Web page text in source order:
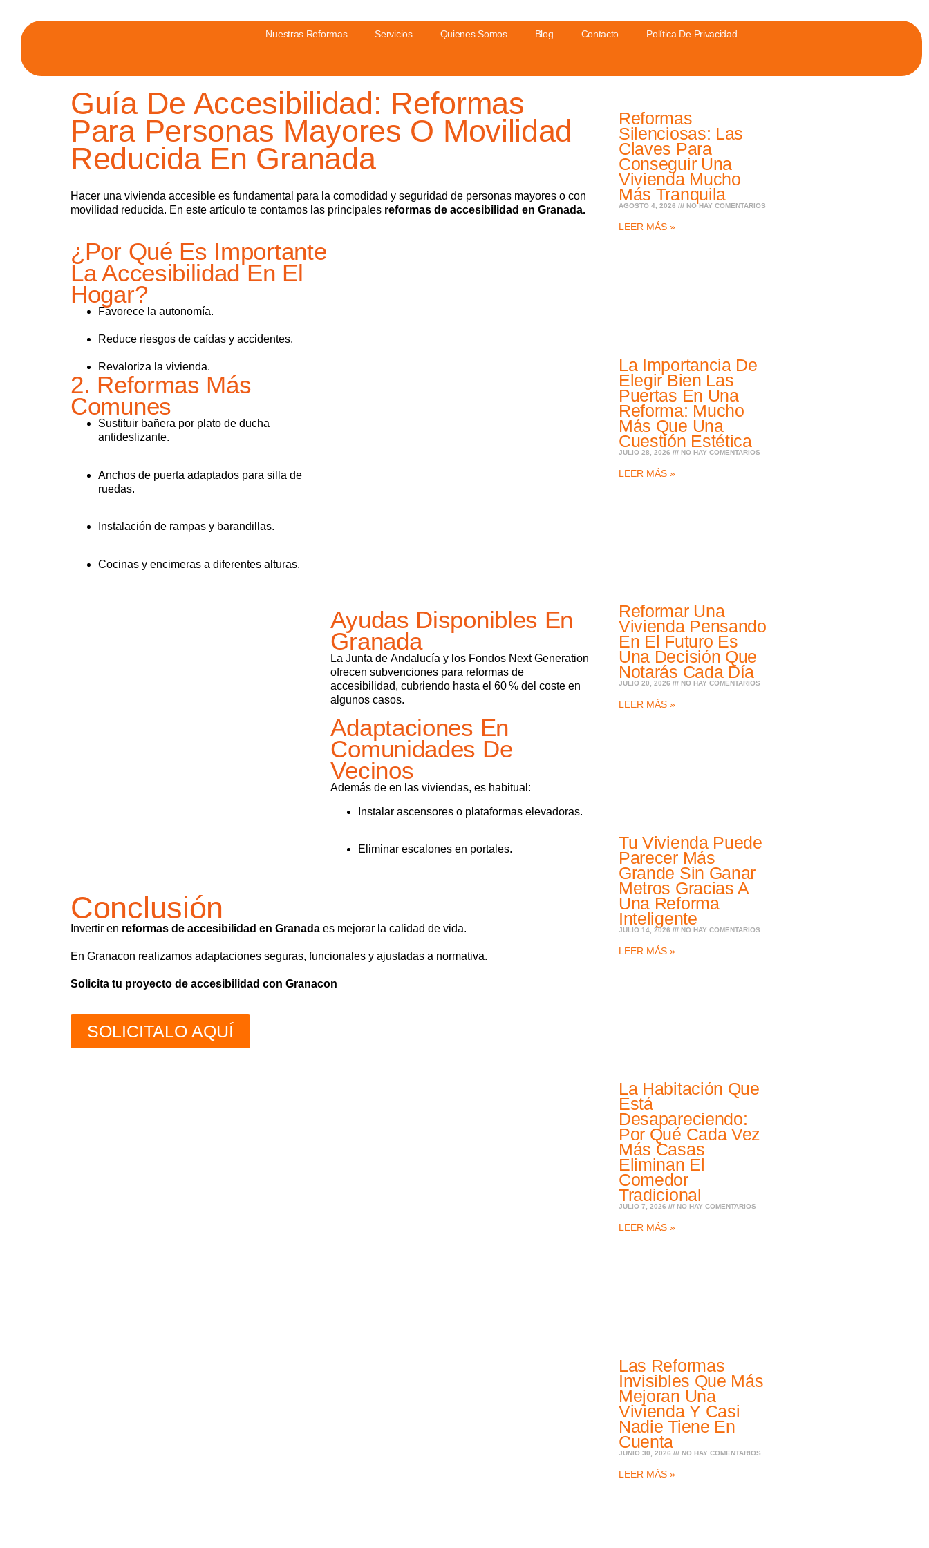
Nuestras Reformas Servicios Quienes Somos Blog Contacto Política De Privacidad
Guía De Accesibilidad: Reformas
Para Personas Mayores O Movilidad
Reducida En Granada
Hacer una vivienda accesible es fundamental para la comodidad y seguridad de personas mayores o con
movilidad reducida. En este artículo te contamos las principales reformas de accesibilidad en Granada.
¿Por Qué Es Importante
La Accesibilidad En El
Hogar?
Favorece la autonomía.
Reduce riesgos de caídas y accidentes.
Revaloriza la vivienda.
2. Reformas Más
Comunes
Sustituir bañera por plato de ducha
antideslizante.
Anchos de puerta adaptados para silla de
ruedas.
Instalación de rampas y barandillas.
Cocinas y encimeras a diferentes alturas.
Ayudas Disponibles En
Granada
La Junta de Andalucía y los Fondos Next Generation
ofrecen subvenciones para reformas de
accesibilidad, cubriendo hasta el 60 % del coste en
algunos casos.
Adaptaciones En
Comunidades De
Vecinos
Además de en las viviendas, es habitual:
Instalar ascensores o plataformas elevadoras.
Eliminar escalones en portales.
Conclusión
Invertir en reformas de accesibilidad en Granada es mejorar la calidad de vida.
En Granacon realizamos adaptaciones seguras, funcionales y ajustadas a normativa.
Solicita tu proyecto de accesibilidad con Granacon
SOLICITALO AQUÍ
Reformas
Silenciosas: Las
Claves Para
Conseguir Una
Vivienda Mucho
Más Tranquila
AGOSTO 4, 2026 NO HAY COMENTARIOS
LEER MÁS »
La Importancia De
Elegir Bien Las
Puertas En Una
Reforma: Mucho
Más Que Una
Cuestión Estética
JULIO 28, 2026 NO HAY COMENTARIOS
LEER MÁS »
Reformar Una
Vivienda Pensando
En El Futuro Es
Una Decisión Que
Notarás Cada Día
JULIO 20, 2026 NO HAY COMENTARIOS
LEER MÁS »
Tu Vivienda Puede
Parecer Más
Grande Sin Ganar
Metros Gracias A
Una Reforma
Inteligente
JULIO 14, 2026 NO HAY COMENTARIOS
LEER MÁS »
La Habitación Que
Está
Desapareciendo:
Por Qué Cada Vez
Más Casas
Eliminan El
Comedor
Tradicional
JULIO 7, 2026 NO HAY COMENTARIOS
LEER MÁS »
Las Reformas
Invisibles Que Más
Mejoran Una
Vivienda Y Casi
Nadie Tiene En
Cuenta
JUNIO 30, 2026 NO HAY COMENTARIOS
LEER MÁS »